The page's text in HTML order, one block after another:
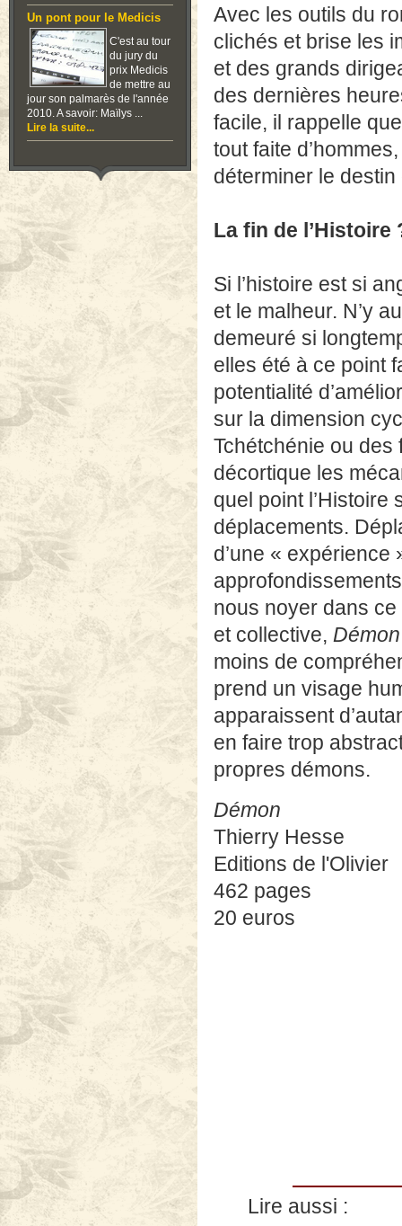
Un pont pour le Medicis
C'est au tour
du jury du
prix Medicis
de mettre au
jour son palmarès de l'année
2010. A savoir: Maïlys ...
Lire la suite...
Avec les outils du
clichés et brise les
et des grands
des dernières
facile, il rappelle
tout faite
déterminer le destin
La fin de l’Histoire
Si l’histoire est si
et le malheur. N’y
demeuré si
elles été à ce point
potentialité
sur la dimension
Tchétchénie ou des
décortique les
quel point l’Histoire
déplacements.
d’une «
nous noyer dans
et collective, Démon
moins de
prend un visage
apparaissent
en faire trop
propres démons.
Démon
Thierry Hesse
Editions de l'Olivier
462 pages
20 euros
Lire aussi :